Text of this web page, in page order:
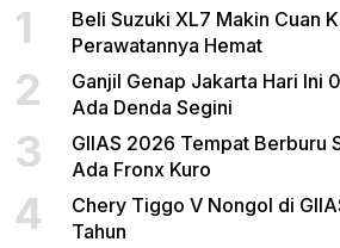
1
Beli Suzuki XL7 Makin Cuan
Perawatannya Hemat
2
Ganjil Genap Jakarta Hari Ini
Ada Denda Segini
3
GIIAS 2026 Tempat Berburu
Ada Fronx Kuro
4
Chery Tiggo V Nongol di
Tahun